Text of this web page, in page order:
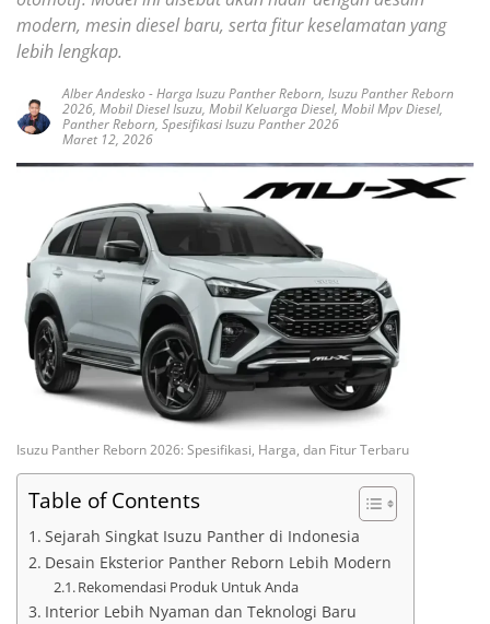
modern, mesin diesel baru, serta fitur keselamatan yang
lebih lengkap.
Alber Andesko -Harga Isuzu Panther Reborn, Isuzu Panther Reborn
2026, Mobil Diesel Isuzu, Mobil Keluarga Diesel, Mobil Mpv Diesel,
Panther Reborn, Spesifikasi Isuzu Panther 2026
Maret 12, 2026
Isuzu Panther Reborn 2026: Spesifikasi, Harga, dan Fitur Terbaru
Table of Contents
Sejarah Singkat Isuzu Panther di Indonesia
Desain Eksterior Panther Reborn Lebih Modern
Rekomendasi Produk Untuk Anda
Interior Lebih Nyaman dan Teknologi Baru